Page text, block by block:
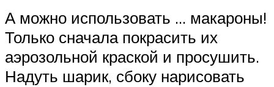
А можно использовать … макароны!
Только сначала покрасить их
аэрозольной краской и просушить.
Надуть шарик, сбоку нарисовать